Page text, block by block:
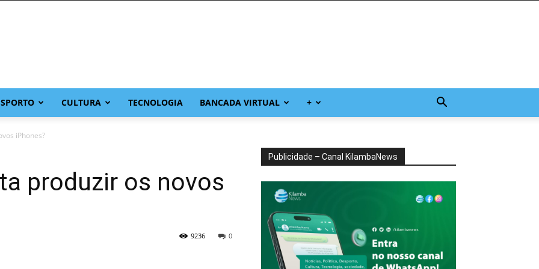
CULTURA TECNOLOGIA BANCADA VIRTUAL +
iPhones?
produzir os novos
0
9236
Publicidade – Canal KilambaNews